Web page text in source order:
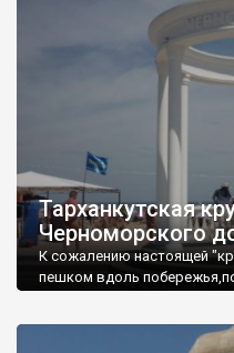
Тарханкутская
Черноморского
К сожалению настоящей
пешком вдоль